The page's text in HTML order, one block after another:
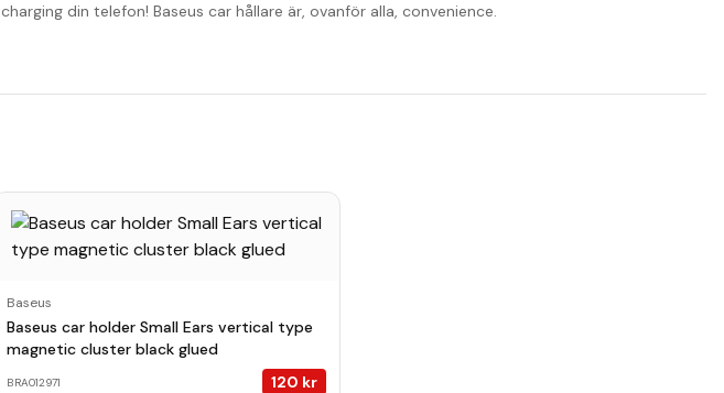
charging din telefon! Baseus car hållare är, ovanför alla, convenience.
Baseus
Baseus car holder Small Ears vertical type
magnetic cluster black glued
BRA012971 120 kr